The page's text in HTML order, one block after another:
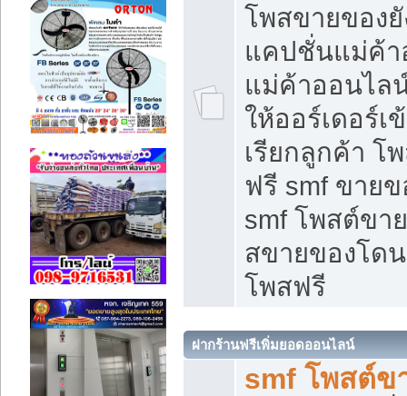
โพสขายของยั
แคปชั่นแม่ค้
แม่ค้าออนไล
ให้ออร์เดอร์เ
เรียกลูกค้า โ
ฟรี smf ขาย
smf โพสต์ขา
สขายของโด
โพสฟรี
ฝากร้านฟรีเพิ่มยอดออนไลน์
smf โพสต์ข